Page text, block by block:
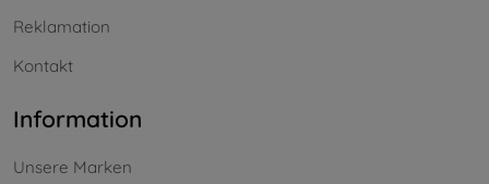
Reklamation
Kontakt
Information
Unsere Marken